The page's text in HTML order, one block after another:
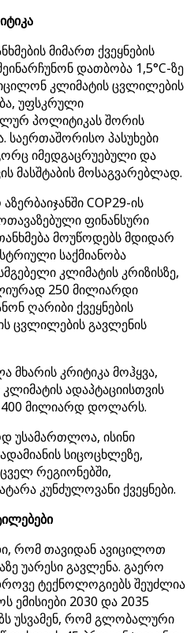
მიმართ ქვეყნების
დათბობა 1,5°C-ზე
კლიმატის ცვლილების
უფსკრული
პოლიტიკას შორის
პასუხები
იმედგაცრუებული და
მასშტაბის მოსაგვარებლად.
COP29-ის
ფინანსური
მოუწოდებს მდიდარ
საქმიანობა
კლიმატის კრიზისზე,
250 მილიარდი
ღარიბი ქვეყნების
ცვლილების გავლენის
მხარის კრიტიკა მოჰყვა,
ადაპტაციისთვის
მილიარდ დოლარს.
უსამართლოა, ისინი
სიცოცხლეზე,
რეგიონებში,
კუნძულოვანი ქვეყნები.
რომ თავიდან ავიცილოთ
უარესი გავლენა. გაერო
ტექნოლოგიებს შეუძლია
ემისიები 2030 და 2035
უსვამენ, რომ გლობალური